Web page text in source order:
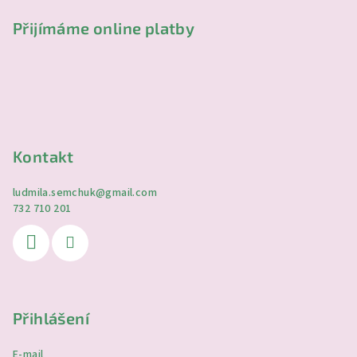
Přijímáme online platby
Kontakt
ludmila.semchuk@gmail.com
732 710 201
Přihlášení